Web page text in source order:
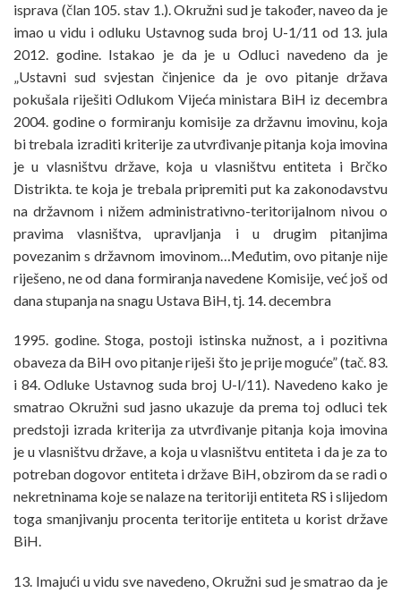
isprava (član 105. stav 1.). Okružni sud je također, naveo da je
imao u vidu i odluku Ustavnog suda broj U-1/11 od 13. jula
2012. godine. Istakao je da je u Odluci navedeno da je
„Ustavni sud svjestan činjenice da je ovo pitanje država
pokušala riješiti Odlukom Vijeća ministara BiH iz decembra
2004. godine o formiranju komisije za državnu imovinu, koja
bi trebala izraditi kriterije za utvrđivanje pitanja koja imovina
je u vlasništvu države, koja u vlasništvu entiteta i Brčko
Distrikta. te koja je trebala pripremiti put ka zakonodavstvu
na državnom i nižem administrativno-teritorijalnom nivou o
pravima vlasništva, upravljanja i u drugim pitanjima
povezanim s državnom imovinom…Međutim, ovo pitanje nije
riješeno, ne od dana formiranja navedene Komisije, već još od
dana stupanja na snagu Ustava BiH, tj. 14. decembra
1995. godine. Stoga, postoji istinska nužnost, a i pozitivna
obaveza da BiH ovo pitanje riješi što je prije moguće” (tač. 83.
i 84. Odluke Ustavnog suda broj U-l/11). Navedeno kako je
smatrao Okružni sud jasno ukazuje da prema toj odluci tek
predstoji izrada kriterija za utvrđivanje pitanja koja imovina
je u vlasništvu države, a koja u vlasništvu entiteta i da je za to
potreban dogovor entiteta i države BiH, obzirom da se radi o
nekretninama koje se nalaze na teritoriji entiteta RS i slijedom
toga smanjivanju procenta teritorije entiteta u korist države
BiH.
13. Imajući u vidu sve navedeno, Okružni sud je smatrao da je